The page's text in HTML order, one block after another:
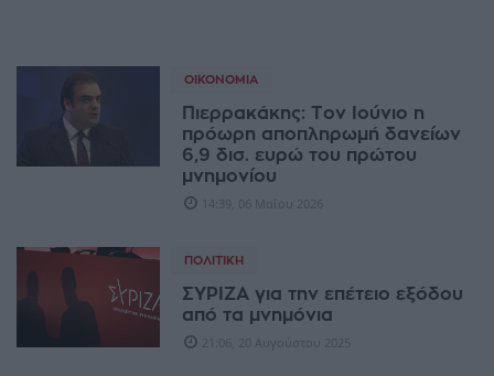
ΟΙΚΟΝΟΜΊΑ
Πιερρακάκης: Τον Ιούνιο η
πρόωρη αποπληρωμή δανείων
6,9 δισ. ευρώ του πρώτου
μνημονίου
14:39, 06 Μαΐου 2026
ΠΟΛΙΤΙΚΉ
ΣΥΡΙΖΑ για την επέτειο εξόδου
από τα μνημόνια
21:06, 20 Αυγούστου 2025